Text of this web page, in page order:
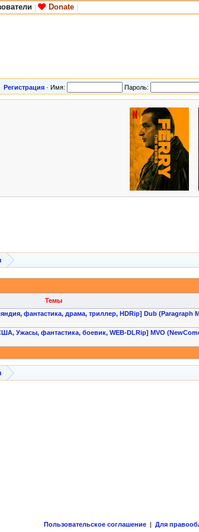
Donate
Регистрация · Имя: Пароль:
Темы
фантастика, драма, триллер, HDRip] Dub (Paragraph
Ужасы, фантастика, боевик, WEB-DLRip] MVO
Пользовательское соглашение | Для